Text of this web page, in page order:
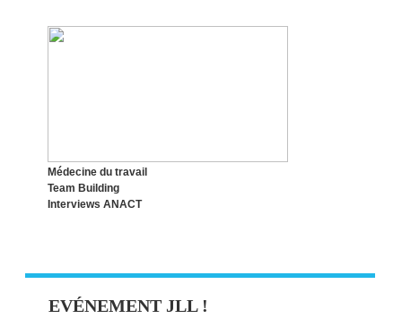
Médecine du travail
Team Building
Interviews ANACT
EVÉNEMENT JLL !